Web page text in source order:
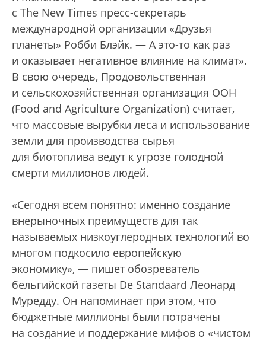
с The New Times пресс-секретарь
международной организации «Друзья
планеты» Робби Блэйк. — А это-то как раз
и оказывает негативное влияние на климат».
В свою очередь, Продовольственная
и сельскохозяйственная организация ООН
(Food and Agriculture Organization) считает,
что массовые вырубки леса и использование
земли для производства сырья
для биотоплива ведут к угрозе голодной
смерти миллионов людей.
«Сегодня всем понятно: именно создание
внерыночных преимуществ для так
называемых низкоуглеродных технологий во
многом подкосило европейскую
экономику», — пишет обозреватель
бельгийской газеты De Standaard Леонард
Муредду. Он напоминает при этом, что
бюджетные миллионы были потрачены
на создание и поддержание мифов о «чистом